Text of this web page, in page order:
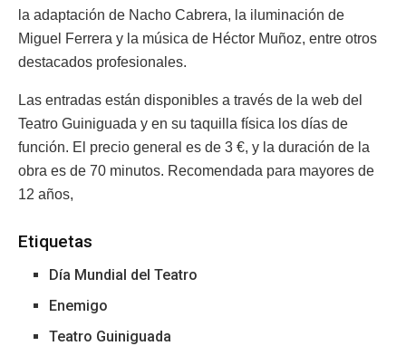
la adaptación de Nacho Cabrera, la iluminación de
Miguel Ferrera y la música de Héctor Muñoz, entre otros
destacados profesionales.
Las entradas están disponibles a través de la web del
Teatro Guiniguada y en su taquilla física los días de
función. El precio general es de 3 €, y la duración de la
obra es de 70 minutos. Recomendada para mayores de
12 años,
Etiquetas
Día Mundial del Teatro
Enemigo
Teatro Guiniguada